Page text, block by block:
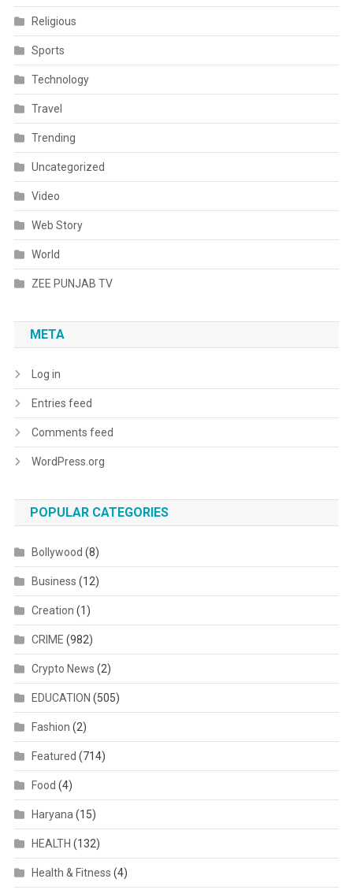
Religious
Sports
Technology
Travel
Trending
Uncategorized
Video
Web Story
World
ZEE PUNJAB TV
META
Log in
Entries feed
Comments feed
WordPress.org
POPULAR CATEGORIES
Bollywood (8)
Business (12)
Creation (1)
CRIME (982)
Crypto News (2)
EDUCATION (505)
Fashion (2)
Featured (714)
Food (4)
Haryana(15)
HEALTH (132)
Health & Fitness (4)